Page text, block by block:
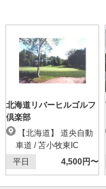
北海道リバーヒルゴルフ
倶楽部
車道 / 苫小牧東IC
平日
4,500円〜